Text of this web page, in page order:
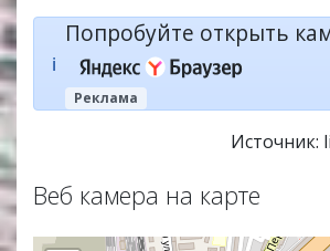
ℹ️
Попробуйте открыть
Реклама
Источник:
Веб камера на карте